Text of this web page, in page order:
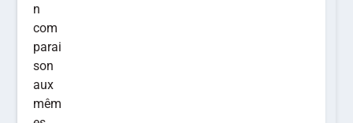
n
com
parai
son
aux
mêm